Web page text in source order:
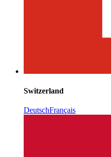
Switzerland
DeutschFrançais